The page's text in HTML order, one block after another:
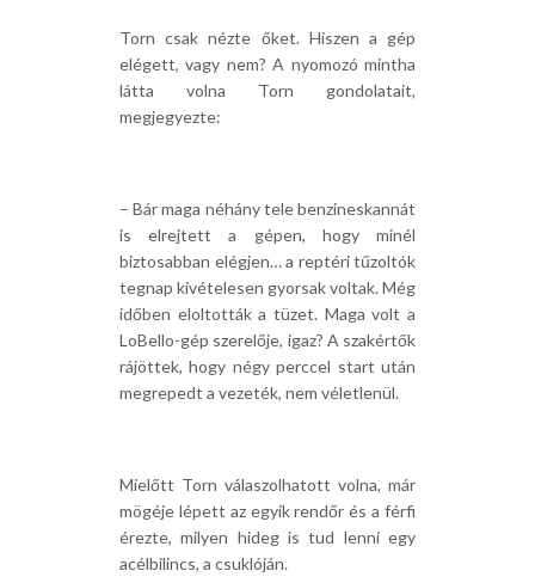
Torn csak nézte őket. Hiszen a gép
elégett, vagy nem? A nyomozó mintha
látta volna Torn gondolatait,
megjegyezte:
– Bár maga néhány tele benzineskannát
is elrejtett a gépen, hogy minél
biztosabban elégjen… a reptéri tűzoltók
tegnap kivételesen gyorsak voltak. Még
időben eloltották a tüzet. Maga volt a
LoBello-gép szerelője, igaz? A szakértők
rájöttek, hogy négy perccel start után
megrepedt a vezeték, nem véletlenül.
Mielőtt Torn válaszolhatott volna, már
mögéje lépett az egyik rendőr és a férfi
érezte, milyen hideg is tud lenni egy
acélbilincs, a csuklóján.